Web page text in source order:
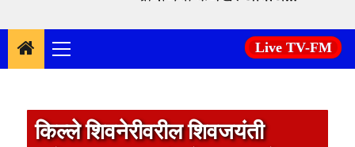
Primary
Menu
Live TV-FM
किल्ले शिवनेरीवरील शिवजयंती